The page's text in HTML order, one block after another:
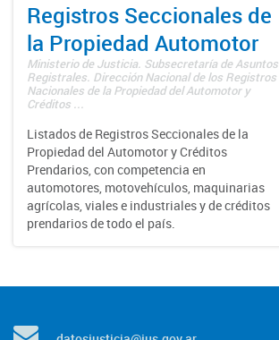
Registros Seccionales de
la Propiedad Automotor
Ministerio de Justicia. Subsecretaría de Asuntos
Registrales. Dirección Nacional de los Registros
Nacionales de la Propiedad del Automotor y
Créditos ...
Listados de Registros Seccionales de la
Propiedad del Automotor y Créditos
Prendarios, con competencia en
automotores, motovehículos, maquinarias
agrícolas, viales e industriales y de créditos
prendarios de todo el país.